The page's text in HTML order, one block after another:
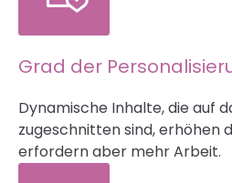
Grad der
Dynamische Inhalte, die auf
zugeschnitten sind, erhöhen
erfordern aber mehr Arbeit.